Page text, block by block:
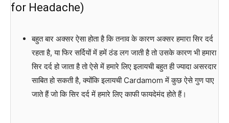
for Headache)
बहुत बार अक्सर ऐसा होता है कि तनाव के कारण अक्सर हमारा सिर दर्द
रहता है, या फिर सर्दियों में हमें ठंड लग जाती है तो उसके कारण भी हमारा
सिर दर्द हो जाता है तो ऐसे में हमारे लिए इलायची बहुत ही ज्यादा असरदार
साबित हो सकती है, क्योंकि इलायची Cardamom में कुछ ऐसे गुण पाए
जाते हैं जो कि सिर दर्द में हमारे लिए काफी फायदेमंद होते हैं।